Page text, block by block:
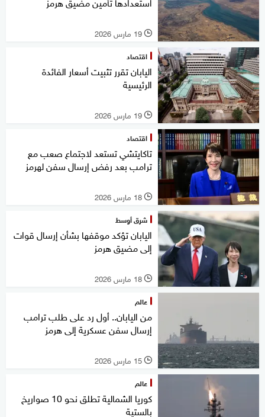
l 19 مارس 2026
اقتصاد
اليابان تقرر تثبيت أسعار الفائدة
الرئيسية
l 19 مارس 2026
اقتصاد
تاكايتشي تستعد لاجتماع صعب مع
ترامب بعد رفض إرسال سفن لهرمز
l 18 مارس 2026
شرق أوسط
اليابان تؤكد موقفها بشأن إرسال قوات
إلى مضيق هرمز
l 18 مارس 2026
عالم
من اليابان.. أول رد على طلب ترامب
إرسال سفن عسكرية إلى هرمز
l 15 مارس 2026
عالم
كوريا الشمالية تطلق نحو 10 صواريخ
بالستية